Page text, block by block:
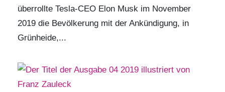
überrollte Tesla-CEO Elon Musk im November
2019 die Bevölkerung mit der Ankündigung, in
Grünheide,...